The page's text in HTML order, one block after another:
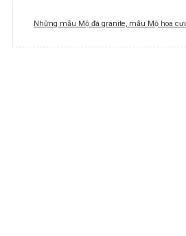
Những mẫu Mộ đá granite, mẫu Mộ hoa